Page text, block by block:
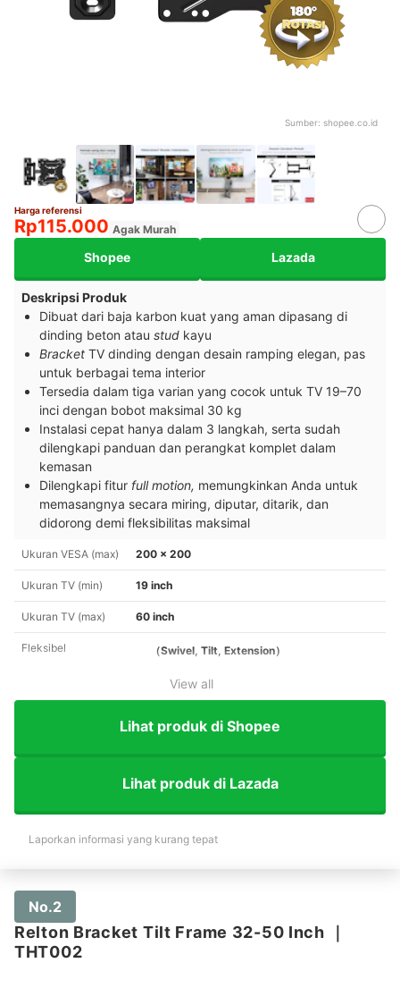
Sumber: shopee.co.id
Harga referensi
Rp115.000 Agak Murah
Shopee Lazada
Deskripsi Produk
Dibuat dari baja karbon kuat yang aman dipasang di
dinding beton atau stud kayu
Bracket TV dinding dengan desain ramping elegan, pas
untuk berbagai tema interior
Tersedia dalam tiga varian yang cocok untuk TV 19–70
inci dengan bobot maksimal 30 kg
Instalasi cepat hanya dalam 3 langkah, serta sudah
dilengkapi panduan dan perangkat komplet dalam
kemasan
Dilengkapi fitur full motion, memungkinkan Anda untuk
memasangnya secara miring, diputar, ditarik, dan
didorong demi fleksibilitas maksimal
Ukuran VESA (max) 200 x 200
Ukuran TV (min) 19 inch
Ukuran TV (max) 60 inch
Fleksibel （Swivel, Tilt, Extension）
View all
Lihat produk di Shopee
Lihat produk di Lazada
Laporkan informasi yang kurang tepat
No.2
Relton Bracket Tilt Frame 32-50 Inch ｜
THT002